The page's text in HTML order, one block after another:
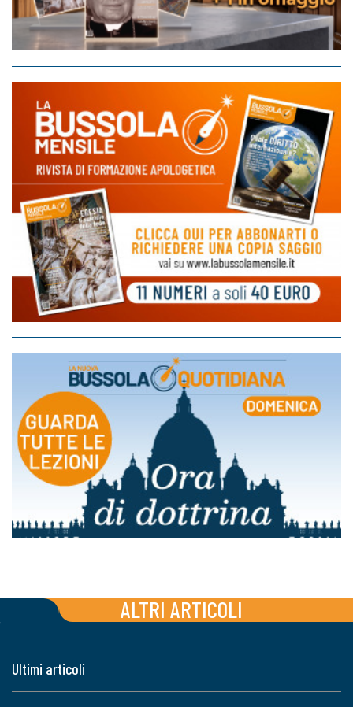
ALTRI ARTICOLI
Ultimi articoli